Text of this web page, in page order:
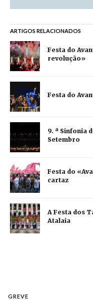
ARTIGOS RELACIONADOS
Festa do
revolução»
Festa do
9. ª Sinfonia
Setembro
Festa do
cartaz
A Festa dos
Atalaia
GREVE